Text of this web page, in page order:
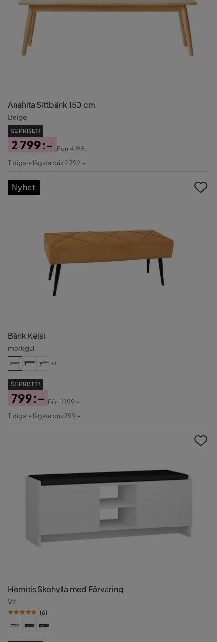
Anahita Sittbänk 150 cm
Beige
SE PRISET!
Pris
2 799:-
Original
Förr4 199:-
Tidigare lägsta pris 2 799:-
Bänk Kelsi
mörkgul
+1
SE PRISET!
Pris
799:-
Original
Förr1 199:-
Tidigare lägsta pris 799:-
Nyhet
Homitis Skohylla med Förvaring
Vit
(6)